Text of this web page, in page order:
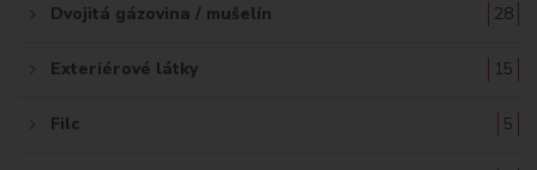
Dvojitá gázovina / mušelín 28
Exteriérové látky 15
Filc 5